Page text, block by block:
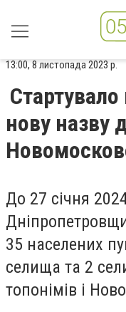
13:00, 8 листопада 2023 р.
нову назву
До 27 січня
35 населених
селища та 2
топонімів і